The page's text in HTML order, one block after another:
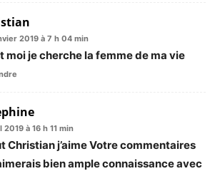
2019 à 7 h 04 min
moi je cherche la femme de ma vie
2019 à 16 h 11 min
Christian j’aime Votre commentaires
bien ample connaissance avec